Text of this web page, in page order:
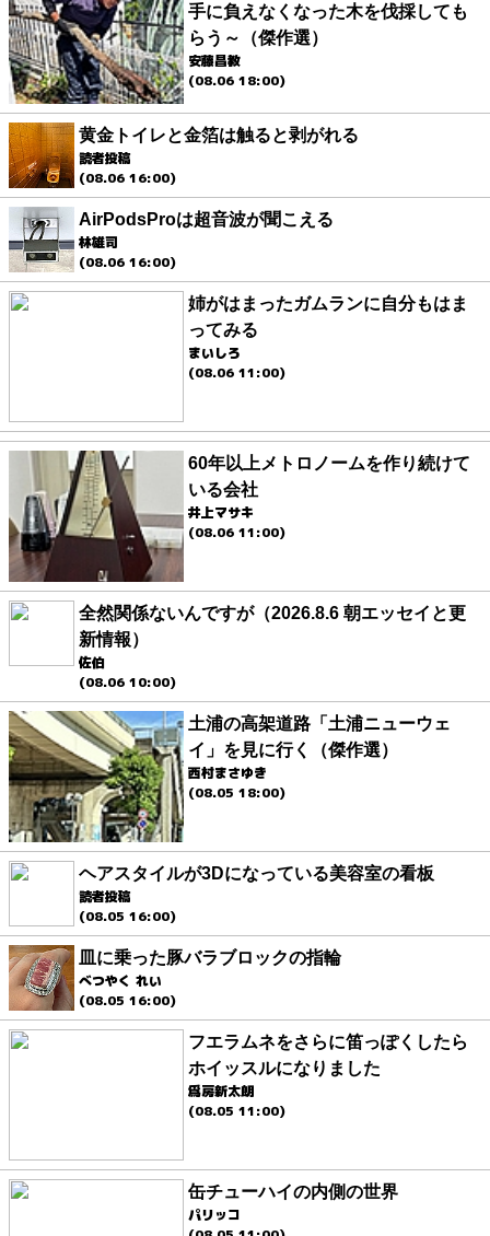
手に負えなくなった木を伐採しても
らう～（傑作選）
安藤昌教
(08.06 18:00)
黄金トイレと金箔は触ると剥がれる
読者投稿
(08.06 16:00)
AirPodsProは超音波が聞こえる
林雄司
(08.06 16:00)
姉がはまったガムランに自分もはま
ってみる
まいしろ
(08.06 11:00)
60年以上メトロノームを作り続けて
いる会社
井上マサキ
(08.06 11:00)
全然関係ないんですが（2026.8.6 朝エッセイと更
新情報）
佐伯
(08.06 10:00)
土浦の高架道路「土浦ニューウェ
イ」を見に行く（傑作選）
西村まさゆき
(08.05 18:00)
ヘアスタイルが3Dになっている美容室の看板
読者投稿
(08.05 16:00)
皿に乗った豚バラブロックの指輪
べつやく れい
(08.05 16:00)
フエラムネをさらに笛っぽくしたら
ホイッスルになりました
爲房新太朗
(08.05 11:00)
缶チューハイの内側の世界
パリッコ